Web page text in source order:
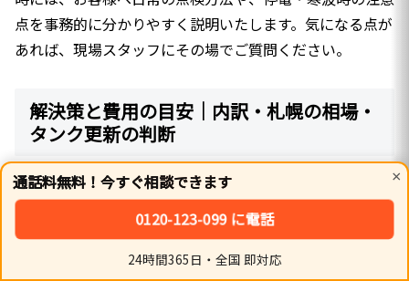
×
通話料無料！今すぐ相談できます
0120-123-099 に電話
24時間365日・全国 即対応
点を事務的に分かりやすく説明いたします。気になる点が
あれば、現場スタッフにその場でご質問ください。
解決策と費用の目安｜内訳・札幌の相場・
タンク更新の判断
石油給湯器の故障に際しては、機器の寿命だけでなく、オ
イルタンクや煙突の状態を含めた総合的な判断が求められ
ます。ここでは、工事費込みの総額見積りの考え方と、費
用を左右する技術的なポイントを整理します。
シェア トップ